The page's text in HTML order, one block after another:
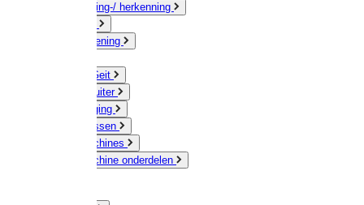
Veemarkering-/ herkenning
Voervoorziening
Schaap / Geit
Paard & Ruiter
Veeverzorging
Scheermessen
Scheermachines
Scheermachine onderdelen